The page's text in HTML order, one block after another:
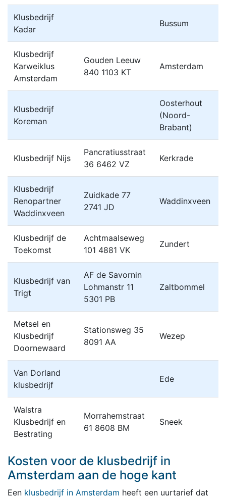
Klusbedrijf
Kadar
Bussum
Klusbedrijf
Karweiklus
Amsterdam
Gouden Leeuw
840 1103 KT
Amsterdam
Klusbedrijf
Koreman
Oosterhout
(Noord-
Brabant)
Klusbedrijf Nijs
Pancratiusstraat
36 6462 VZ
Kerkrade
Klusbedrijf
Renopartner
Waddinxveen
Zuidkade 77
2741 JD
Waddinxveen
Klusbedrijf de
Toekomst
Achtmaalseweg
101 4881 VK
Zundert
Klusbedrijf van
Trigt
AF de Savornin
Lohmanstr 11
5301 PB
Zaltbommel
Metsel en
Klusbedrijf
Doornewaard
Stationsweg 35
8091 AA
Wezep
Van Dorland
klusbedrijf
Ede
Walstra
Klusbedrijf en
Bestrating
Morrahemstraat
61 8608 BM
Sneek
Kosten voor de klusbedrijf in
Amsterdam aan de hoge kant
Een klusbedrijf in Amsterdam heeft een uurtarief dat